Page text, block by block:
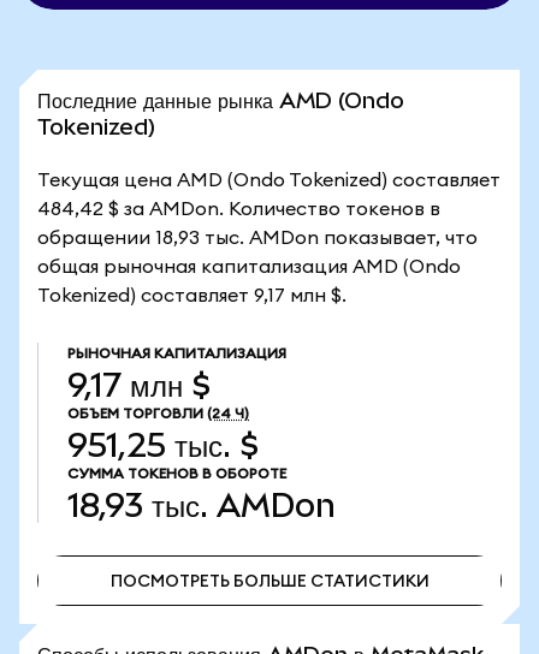
Последние данные рынка AMD (Ondo
Tokenized)
Текущая цена AMD (Ondo Tokenized) составляет
484,42 $ за AMDon. Количество токенов в
обращении 18,93 тыс. AMDon показывает, что
общая рыночная капитализация AMD (Ondo
Tokenized) составляет 9,17 млн $.
РЫНОЧНАЯ КАПИТАЛИЗАЦИЯ
9,17 млн $
ОБЪЕМ ТОРГОВЛИ (24 Ч)
951,25 тыс. $
СУММА ТОКЕНОВ В ОБОРОТЕ
18,93 тыс. AMDon
ПОСМОТРЕТЬ БОЛЬШЕ СТАТИСТИКИ